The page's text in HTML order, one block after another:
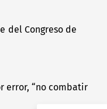
del Congreso de
error, “no combatir